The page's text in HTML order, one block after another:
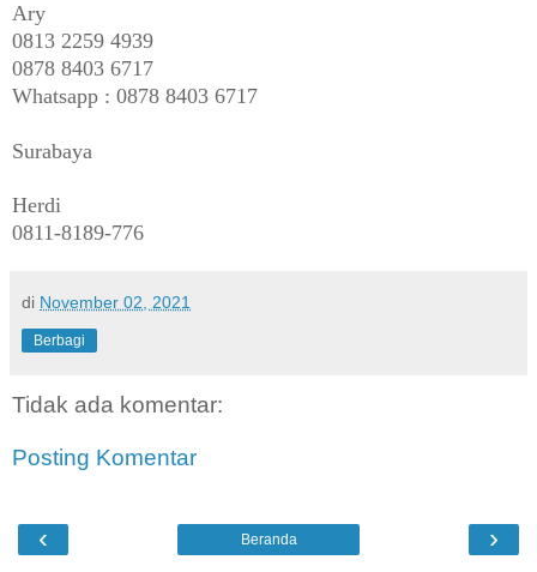
Ary
0813 2259 4939
0878 8403 6717
Whatsapp : 0878 8403 6717
Surabaya
Herdi
0811-8189-776
di November 02, 2021
Berbagi
Tidak ada komentar:
Posting Komentar
‹ ›
Beranda